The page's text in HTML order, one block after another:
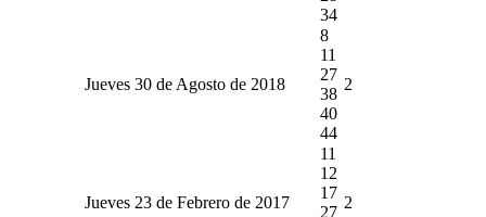
34
Jueves 30 de Agosto de 2018
8
11
27
38
40
44
2
Jueves 23 de Febrero de 2017
11
12
17
27
2